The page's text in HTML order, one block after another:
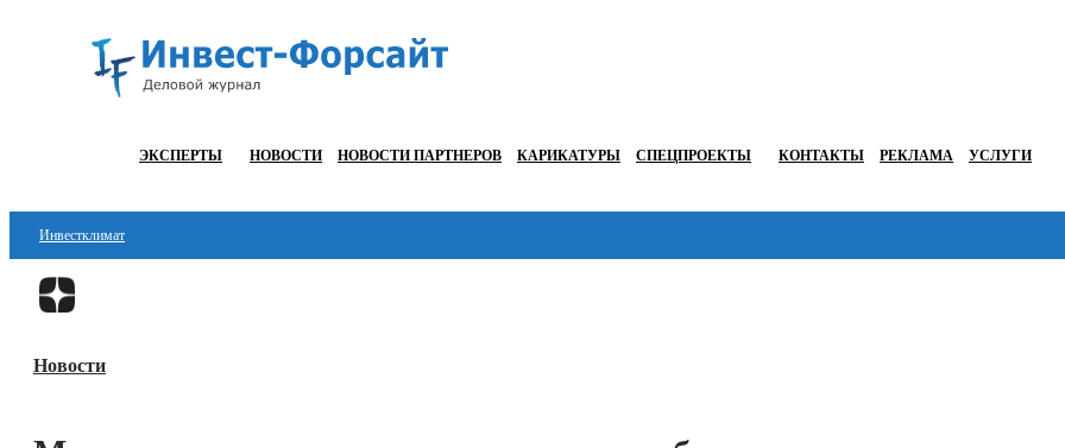
ЭКСПЕРТЫ НОВОСТИ НОВОСТИ ПАРТНЕРОВ КАРИКАТУРЫ СПЕЦПРОЕКТЫ КОНТАКТЫ РЕКЛАМА УСЛУГИ
Инвестклимат
Финансы
Блокчейн
Новости